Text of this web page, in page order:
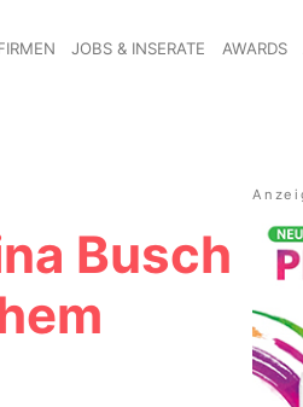
JOBS & INSERATE AWARDS
Busch